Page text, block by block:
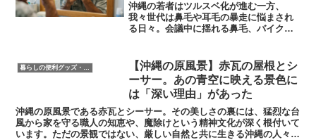
​沖縄の若者はツルスベ化が進む一方、
我々世代は鼻毛や耳毛の暴走に悩まされ
る日々。会議中に揺れる鼻毛、バイクで
で揺れる葛藤をコミカルに綴る。最新の
脱毛事情まで網羅した「毛」の物語。
暮らしの便利グッズ・便利家電
【沖縄の原風景】赤瓦の屋根とシ
ーサー。あの青空に映える景色に
は「深い理由」があった
沖縄の原風景である赤瓦とシーサー。その美しさの裏には、猛烈な台
風から家を守る職人の知恵や、魔除けという精神文化が深く根付いて
います。ただの景観ではない、厳しい自然と共に生きる沖縄の人々の